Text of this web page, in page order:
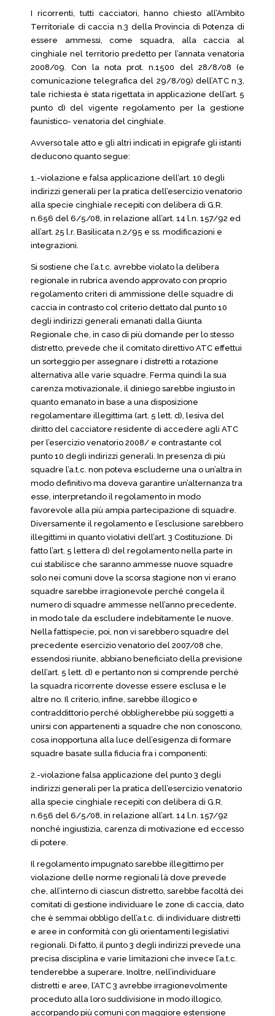
I ricorrenti, tutti cacciatori, hanno chiesto all’Ambito
Territoriale di caccia n.3 della Provincia di Potenza di
essere ammessi, come squadra, alla caccia al
cinghiale nel territorio predetto per l’annata venatoria
2008/09. Con la nota prot. n.1500 del 28/8/08 (e
comunicazione telegrafica del 29/8/09) dell’ATC n.3,
tale richiesta è stata rigettata in applicazione dell’art. 5
punto d) del vigente regolamento per la gestione
faunistico- venatoria del cinghiale.
Avverso tale atto e gli altri indicati in epigrafe gli istanti
deducono quanto segue:
1.-violazione e falsa applicazione dell’art. 10 degli
indirizzi generali per la pratica dell’esercizio venatorio
alla specie cinghiale recepiti con delibera di G.R.
n.656 del 6/5/08, in relazione all’art. 14 l.n. 157/92 ed
all’art. 25 l.r. Basilicata n.2/95 e ss. modificazioni e
integrazioni.
Si sostiene che l’a.t.c. avrebbe violato la delibera
regionale in rubrica avendo approvato con proprio
regolamento criteri di ammissione delle squadre di
caccia in contrasto col criterio dettato dal punto 10
degli indirizzi generali emanati dalla Giunta
Regionale che, in caso di più domande per lo stesso
distretto, prevede che il comitato direttivo ATC effettui
un sorteggio per assegnare i distretti a rotazione
alternativa alle varie squadre. Ferma quindi la sua
carenza motivazionale, il diniego sarebbe ingiusto in
quanto emanato in base a una disposizione
regolamentare illegittima (art. 5 lett. d), lesiva del
diritto del cacciatore residente di accedere agli ATC
per l’esercizio venatorio 2008/ e contrastante col
punto 10 degli indirizzi generali. In presenza di più
squadre l’a.t.c. non poteva escluderne una o un’altra in
modo definitivo ma doveva garantire un’alternanza tra
esse, interpretando il regolamento in modo
favorevole alla più ampia partecipazione di squadre.
Diversamente il regolamento e l’esclusione sarebbero
illegittimi in quanto violativi dell’art. 3 Costituzione. Di
fatto l’art. 5 lettera d) del regolamento nella parte in
cui stabilisce che saranno ammesse nuove squadre
solo nei comuni dove la scorsa stagione non vi erano
squadre sarebbe irragionevole perché congela il
numero di squadre ammesse nell’anno precedente,
in modo tale da escludere indebitamente le nuove.
Nella fattispecie, poi, non vi sarebbero squadre del
precedente esercizio venatorio del 2007/08 che,
essendosi riunite, abbiano beneficiato della previsione
dell’art. 5 lett. d) e pertanto non si comprende perché
la squadra ricorrente dovesse essere esclusa e le
altre no. Il criterio, infine, sarebbe illogico e
contraddittorio perché obbligherebbe più soggetti a
unirsi con appartenenti a squadre che non conoscono,
cosa inopportuna alla luce dell’esigenza di formare
squadre basate sulla fiducia fra i componenti;
2.-violazione falsa applicazione del punto 3 degli
indirizzi generali per la pratica dell’esercizio venatorio
alla specie cinghiale recepiti con delibera di G.R.
n.656 del 6/5/08, in relazione all’art. 14 l.n. 157/92
nonché ingiustizia, carenza di motivazione ed eccesso
di potere.
Il regolamento impugnato sarebbe illegittimo per
violazione delle norme regionali là dove prevede
che, all’interno di ciascun distretto, sarebbe facoltà dei
comitati di gestione individuare le zone di caccia, dato
che è semmai obbligo dell’a.t.c. di individuare distretti
e aree in conformità con gli orientamenti legislativi
regionali. Di fatto, il punto 3 degli indirizzi prevede una
precisa disciplina e varie limitazioni che invece l’a.t.c.
tenderebbe a superare. Inoltre, nell’individuare
distretti e aree, l’ATC 3 avrebbe irragionevolmente
proceduto alla loro suddivisione in modo illogico,
accorpando più comuni con maggiore estensione